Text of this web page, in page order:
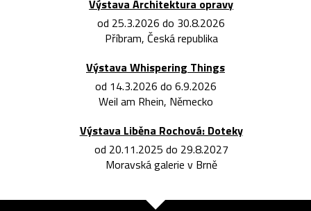
Výstava Architektura opravy
od 25.3.2026 do 30.8.2026
Příbram, Česká republika
Výstava Whispering Things
od 14.3.2026 do 6.9.2026
Weil am Rhein, Německo
Výstava Liběna Rochová: Doteky
od 20.11.2025 do 29.8.2027
Moravská galerie v Brně